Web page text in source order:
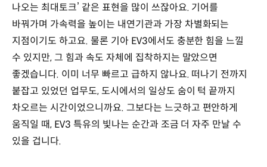
나오는 최대토크’ 같은 표현을 많이 쓰잖아요. 기어를
바꿔가며 가속력을 높이는 내연기관과 가장 차별화되는
지점이기도 하고요. 물론 기아 EV3에서도 충분한 힘을 느낄
수 있지만, 그 힘과 속도 자체에 집착하지는 말았으면
좋겠습니다. 이미 너무 빠르고 급하지 않나요. 떠나기 전까지
붙잡고 있었던 업무도, 도시에서의 일상도 숨이 턱 끝까지
차오르는 시간이었으니까요. 그보다는 느긋하고 편안하게
움직일 때, EV3 특유의 빛나는 순간과 조금 더 자주 만날 수
있을 겁니다.